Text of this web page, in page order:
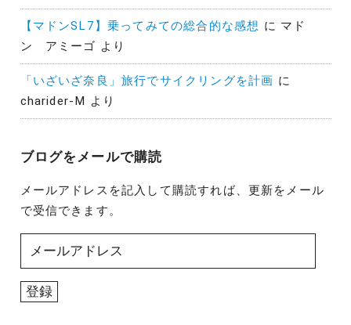
【マドンSL7】乗ってみての総合的な感想 に マド
ン アミーゴ より
「いざいざ奈良」旅行でサイクリングを計画 に
charider-M
より
ブログをメールで購読
メールアドレスを記入して購読すれば、更新をメール
で受信できます。
ル
ア
登録